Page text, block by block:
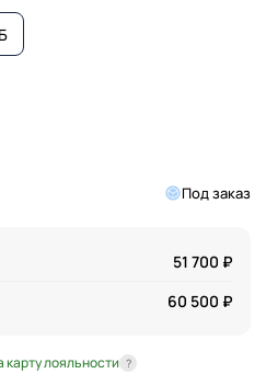
Под заказ
51 700 ₽
60 500 ₽
карту лояльности ?